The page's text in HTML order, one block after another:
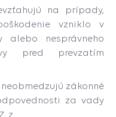
na prípady,
vzniklo v
alebo nesprávneho
pred prevzatím
zákonné
za vady
z.